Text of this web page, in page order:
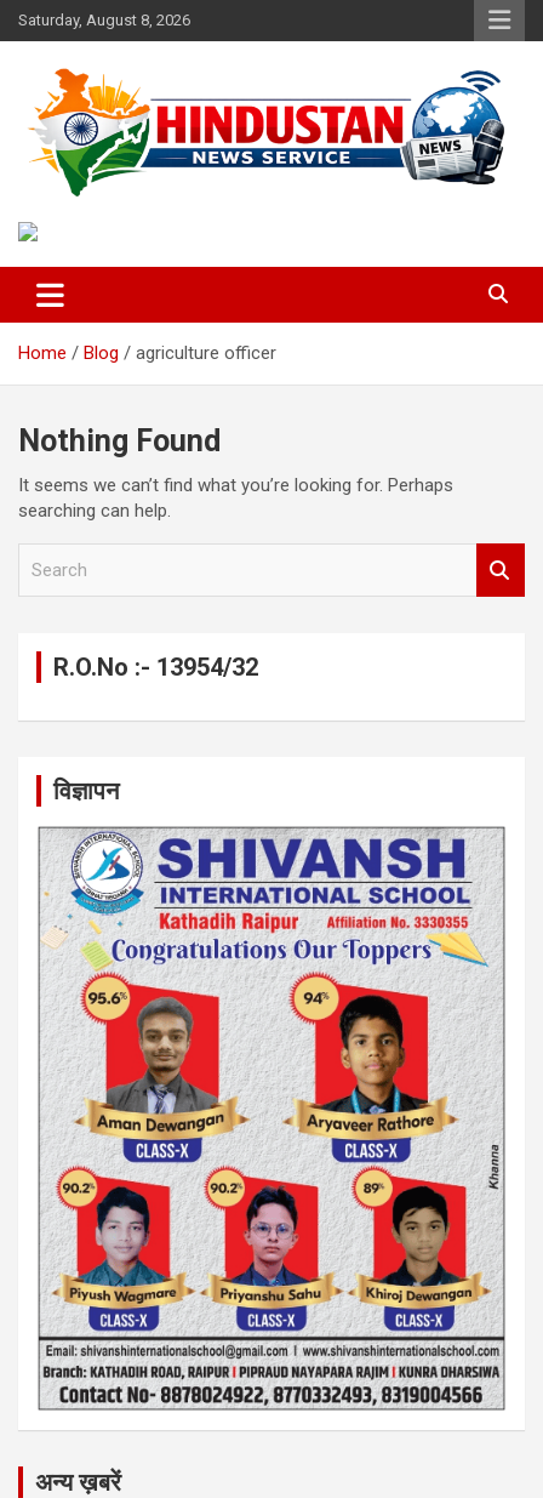
Skip
to
Saturday, August 8, 2026
Hindustan News Service
Home Blog agriculture officer
Nothing Found
It seems we can’t find what you’re looking for. Perhaps
searching can help.
R.O.No :- 13954/32
विज्ञापन
अन्य ख़बरें